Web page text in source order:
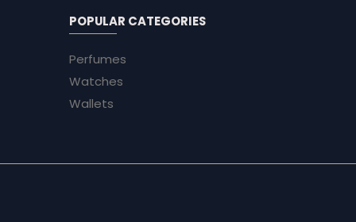
POPULAR CATEGORIES
Perfumes
Watches
Wallets